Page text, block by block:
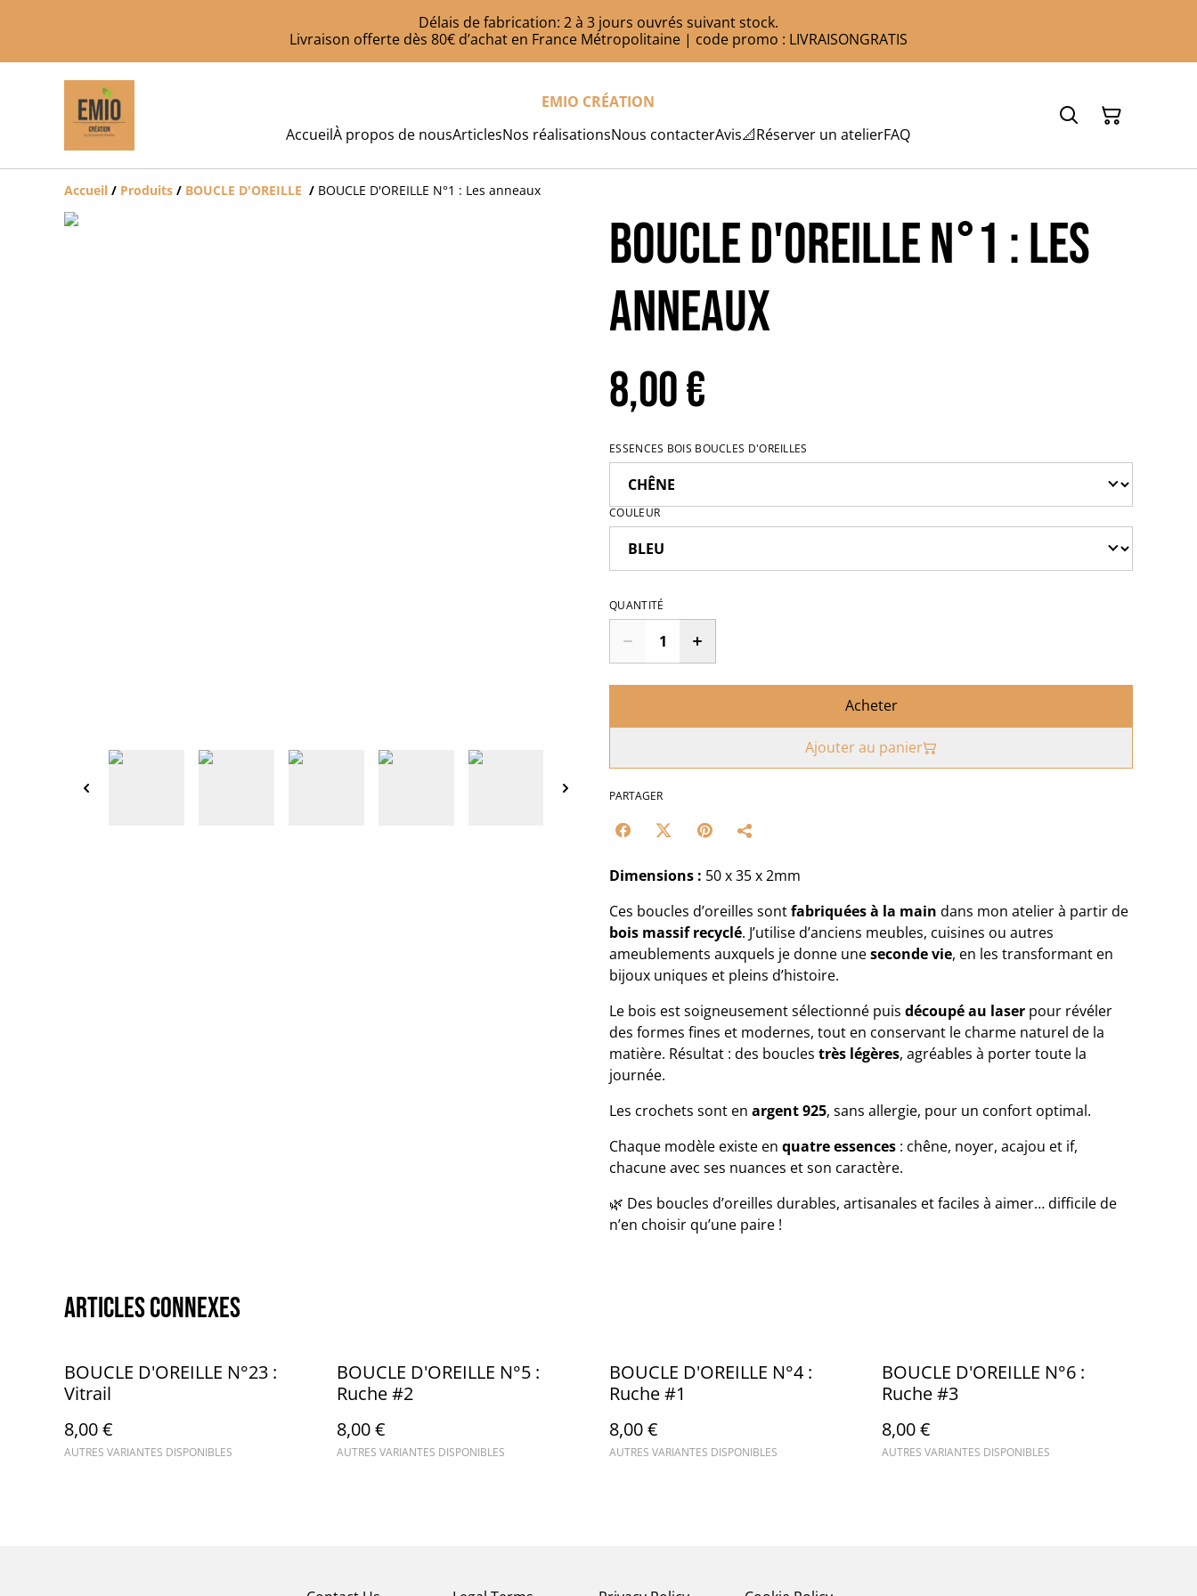
Délais de fabrication: 2 à 3 jours ouvrés suivant stock.
Livraison offerte dès 80€ d’achat en France Métropolitaine | code promo : LIVRAISONGRATIS
EMIO CRÉATION
AccueilÀ propos de nousArticlesNos réalisationsNous contacterAvis📐Réserver un atelierFAQ
Accueil / Produits / BOUCLE D'OREILLE / BOUCLE D'OREILLE N°1 : Les anneaux
BOUCLE D'OREILLE N°1 : Les
anneaux
8,00 €
ESSENCES BOIS BOUCLES D'OREILLES
COULEUR
QUANTITÉ
Acheter
Ajouter au panier
PARTAGER
Dimensions : 50 x 35 x 2mm
Ces boucles d’oreilles sontfabriquées à la main dans mon atelier à partir de
bois massif recyclé. J’utilise d’anciens meubles, cuisines ou autres
ameublements auxquels je donne uneseconde vie, en les transformant en
bijoux uniques et pleins d’histoire.
Le bois est soigneusement sélectionné puis découpé au laser pour révéler
des formes fines et modernes, tout en conservant le charme naturel de la
matière. Résultat : des boucles très légères, agréables à porter toute la
journée.
Les crochets sont en argent 925, sans allergie, pour un confort optimal.
Chaque modèle existe en quatre essences : chêne, noyer, acajou et if,
chacune avec ses nuances et son caractère.
🌿 Des boucles d’oreilles durables, artisanales et faciles à aimer… difficile de
n’en choisir qu’une paire !
Articles connexes
BOUCLE D'OREILLE N°23 :
Vitrail
8,00 €
AUTRES VARIANTES DISPONIBLES
BOUCLE D'OREILLE N°5 :
Ruche #2
8,00 €
AUTRES VARIANTES DISPONIBLES
BOUCLE D'OREILLE N°4 :
Ruche #1
8,00 €
AUTRES VARIANTES DISPONIBLES
BOUCLE D'OREILLE N°6 :
Ruche #3
8,00 €
AUTRES VARIANTES DISPONIBLES